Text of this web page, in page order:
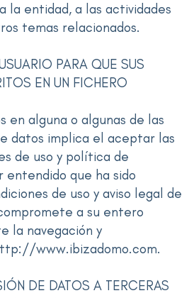
la entidad, a las actividades
temas relacionados.
PARA QUE SUS
EN UN FICHERO
en alguna o algunas de las
datos implica el aceptar las
de uso y política de
entendido que ha sido
de uso y aviso legal de
a su entero
la navegación y
www.ibizadomo.com.
DE DATOS A TERCERAS